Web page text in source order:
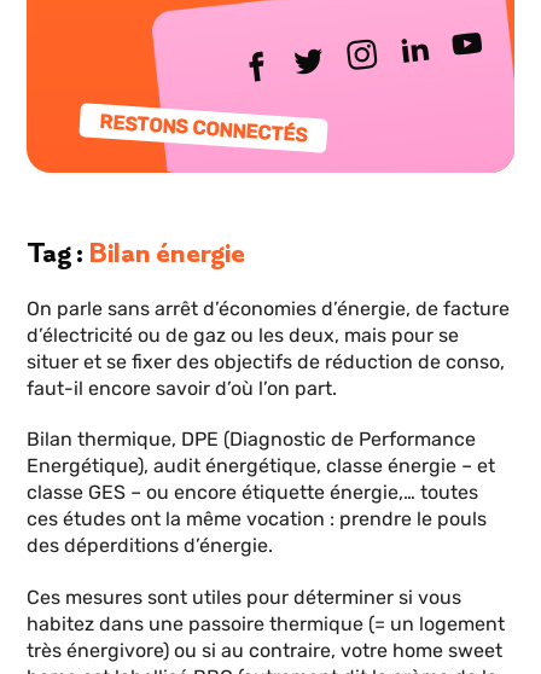
RESTONS CONNECTÉS
Tag Bilan énergie
On parle sans arrêt d’économies d’énergie, de facture
d’électricité ou de gaz ou les deux, mais pour se
situer et se fixer des objectifs de réduction de conso,
faut-il encore savoir d’où l’on part.
Bilan thermique, DPE (Diagnostic de Performance
Energétique), audit énergétique, classe énergie – et
classe GES – ou encore étiquette énergie,… toutes
ces études ont la même vocation : prendre le pouls
des déperditions d’énergie.
Ces mesures sont utiles pour déterminer si vous
habitez dans une passoire thermique (= un logement
très énergivore) ou si au contraire, votre home sweet